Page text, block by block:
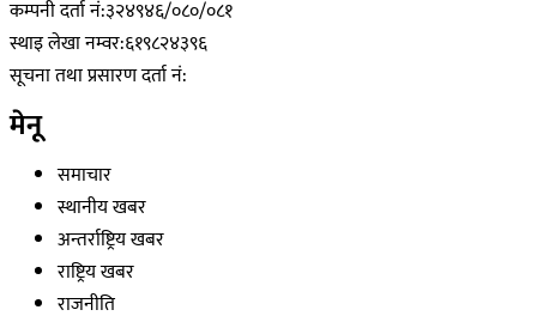
कम्पनी दर्ता नं:३२४९४६/०८०/०८१
स्थाइ लेखा नम्वर:६१९८२४३९६
सूचना तथा प्रसारण दर्ता नं:
मेनू
समाचार
स्थानीय खबर
अन्तर्राष्ट्रिय खबर
राष्ट्रिय खबर
राजनीति